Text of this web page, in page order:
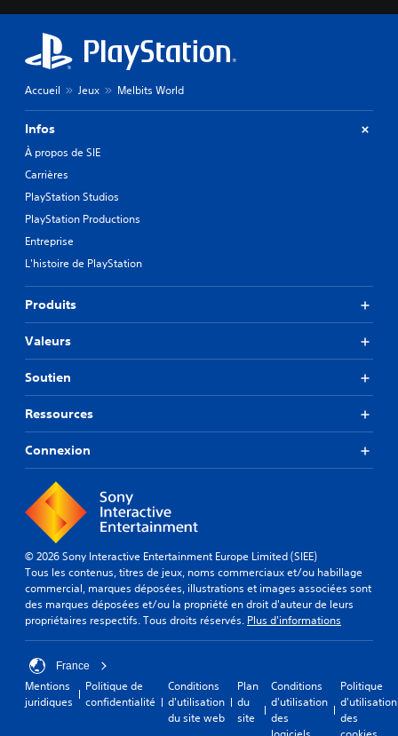
Accueil Jeux Melbits World
Infos
À propos de SIE
Carrières
PlayStation Studios
PlayStation Productions
Entreprise
L'histoire de PlayStation
Produits
Valeurs
Soutien
Ressources
Connexion
© 2026 Sony Interactive Entertainment Europe Limited (SIEE)
Tous les contenus, titres de jeux, noms commerciaux et/ou habillage
commercial, marques déposées, illustrations et images associées sont
des marques déposées et/ou la propriété en droit d'auteur de leurs
propriétaires respectifs. Tous droits réservés. Plus d'informations
France
Mentions
juridiques
Politique de
confidentialité
Conditions
d'utilisation
du site web
Plan
du
site
Conditions
d'utilisation
des
Politique
d'utilisation
des